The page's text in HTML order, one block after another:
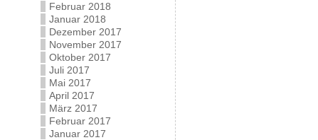
Februar 2018
Januar 2018
Dezember 2017
November 2017
Oktober 2017
Juli 2017
Mai 2017
April 2017
März 2017
Februar 2017
Januar 2017